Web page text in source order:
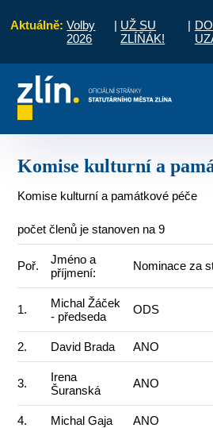
Aktuálně: Volby
2026
| UŽ SU
ZLÍŇÁK!
|
vyřídit Potřebuji
Komise kulturní a
Komise kulturní a památkové péče
počet členů je stanoven na 9
Poř.
Jméno a
příjmení:
Nominace za
1.
Michal Žáček
- předseda
ODS
2. David Brada ANO
3.
Irena
Šuranská
ANO
4. Michal Gaja ANO